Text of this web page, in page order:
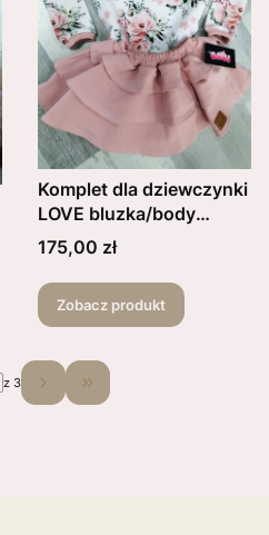
Komplet dla dziewczynki
LOVE bluzka/body
Tajemnicze róże+
spódniczka falbanki
Cena
175,00 zł
Zobacz produkt
z 3 Przejdź do ostatniej